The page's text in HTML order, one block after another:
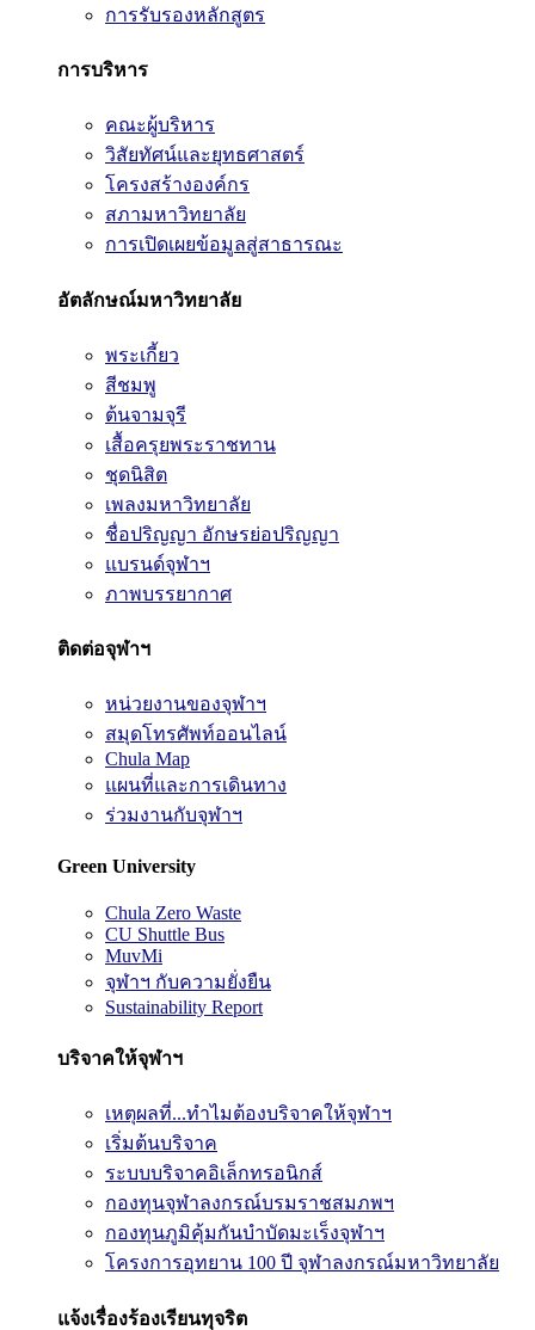
การรับรองหลักสูตร
การบริหาร
คณะผู้บริหาร
วิสัยทัศน์และยุทธศาสตร์
โครงสร้างองค์กร
สภามหาวิทยาลัย
การเปิดเผยข้อมูลสู่สาธารณะ
อัตลักษณ์มหาวิทยาลัย
พระเกี้ยว
สีชมพู
ต้นจามจุรี
เสื้อครุยพระราชทาน
ชุดนิสิต
เพลงมหาวิทยาลัย
ชื่อปริญญา อักษรย่อปริญญา
แบรนด์จุฬาฯ
ภาพบรรยากาศ
ติดต่อจุฬาฯ
หน่วยงานของจุฬาฯ
สมุดโทรศัพท์ออนไลน์
Chula Map
แผนที่และการเดินทาง
ร่วมงานกับจุฬาฯ
Green University
Chula Zero Waste
CU Shuttle Bus
MuvMi
จุฬาฯ กับความยั่งยืน
Sustainability Report
บริจาคให้จุฬาฯ
เหตุผลที่...ทำไมต้องบริจาคให้จุฬาฯ
เริ่มต้นบริจาค
ระบบบริจาคอิเล็กทรอนิกส์
กองทุนจุฬาลงกรณ์บรมราชสมภพฯ
กองทุนภูมิคุ้มกันบำบัดมะเร็งจุฬาฯ
โครงการอุทยาน 100 ปี จุฬาลงกรณ์มหาวิทยาลัย
แจ้งเรื่องร้องเรียนทุจริต